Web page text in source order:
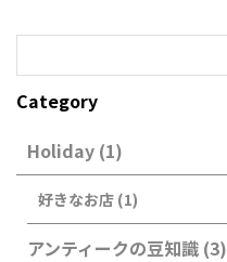
Category
Holiday (1)
好きなお店 (1)
アンティークの豆知識 (3)